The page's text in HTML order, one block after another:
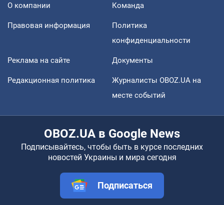
О компании Команда
Правовая информация
Политика
конфиденциальности
Реклама на сайте Документы
Редакционная политика
Журналисты OBOZ.UA на
месте событий
OBOZ.UA в Google News
Подписывайтесь, чтобы быть в курсе последних
новостей Украины и мира сегодня
Подписаться